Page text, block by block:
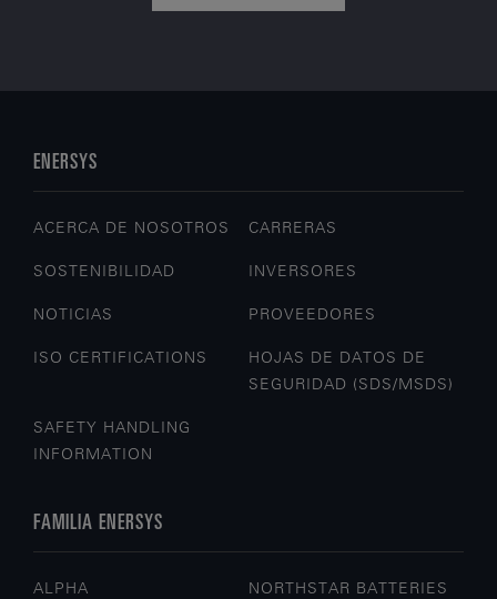
ENERSYS
ACERCA DE NOSOTROS CARRERAS
SOSTENIBILIDAD INVERSORES
NOTICIAS PROVEEDORES
ISO CERTIFICATIONS
HOJAS DE DATOS DE
SEGURIDAD (SDS/MSDS)
SAFETY HANDLING
INFORMATION
FAMILIA ENERSYS
ALPHA NORTHSTAR BATTERIES